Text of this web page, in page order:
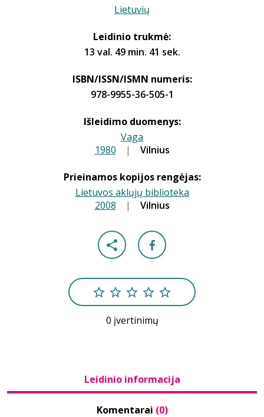
Lietuvių
Leidinio trukmė:
13 val. 49 min. 41 sek.
ISBN/ISSN/ISMN numeris:
978-9955-36-505-1
Išleidimo duomenys:
Vaga
1980 | Vilnius
Prieinamos kopijos rengėjas:
Lietuvos aklųjų biblioteka
2008 | Vilnius
0 įvertinimų
Leidinio informacija
Komentarai (0)